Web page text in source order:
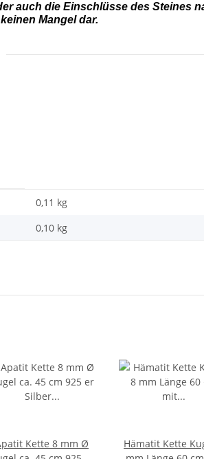
auch die Einschlüsse des Steines
Mangel dar.
0,11 kg
0,10 kg
Kette 8 mm Ø
Hämatit Kette